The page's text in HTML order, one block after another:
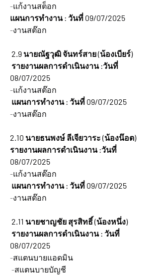
-แก้งานสต็อก
แผนการทำงาน : วันที่ 09/07/2025
-งานสต๊อก
2.9 นายณัฐวุฒิ จันทร์สาย (น้องเบียร์)
รายงานผลการดำเนินงาน :วันที่
08/07/2025
-แก้งานสต๊อก
แผนการทำงาน : วันที่ 09/07/2025
-งานสต๊อก
2.10 นายธนพงษ์ ลีเจียวาระ (น้องน๊อต)
รายงานผลการดำเนินงาน :วันที่
08/07/2025
-แก้งานสต๊อก
แผนการทำงาน : วันที่ 09/07/2025
-งานสต๊อก
2.11 นายชาญชัย สุรสิทธิ์ (น้องหนึ่ง)
รายงานผลการดำเนินงาน : วันที่
08/07/2025
-สแตนบายแอดมิน
-สแตนบายบัญชี